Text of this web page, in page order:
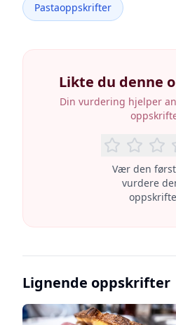
Pastaoppskrifter
Likte du denne
Din vurdering hjelper
Vær den
vurdere
Lignende oppskrifter